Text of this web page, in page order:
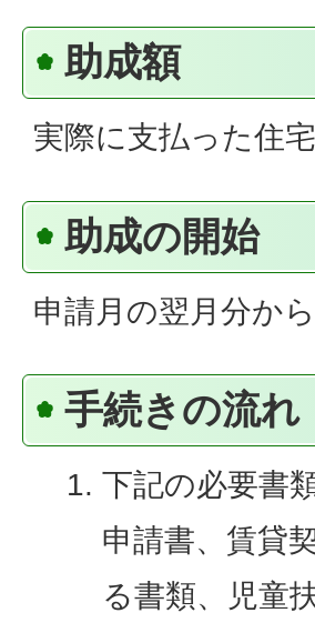
助成額
実際に支払った住
助成の開始
申請月の翌月分から
手続きの流れ
下記の必要書
申請書、賃貸
る書類、児童